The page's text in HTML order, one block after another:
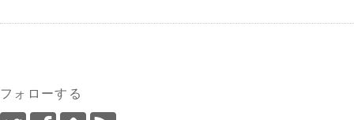
フォローする